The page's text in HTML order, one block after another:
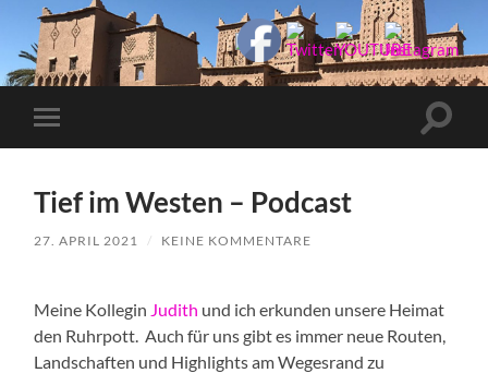
Manu-
to-
go
Mobile-
Menü
Tief im Westen – Podcast
27. APRIL 2021 / KEINE KOMMENTARE
Meine Kollegin Judith und ich erkunden unsere Heimat
den Ruhrpott. Auch für uns gibt es immer neue Routen,
Landschaften und Highlights am Wegesrand zu